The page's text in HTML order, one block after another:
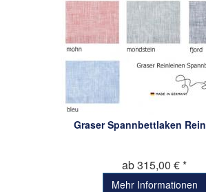
Graser Spannbettlaken
ab 315,00 € *
Mehr Informationen